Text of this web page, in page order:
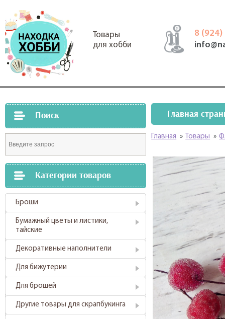
Товары
для хобби
8 (924)
Поиск
Категории товаров
Броши
Бумажный цветы и листики,
тайские
Декоративные наполнители
Для бижутерии
Для брошей
Другие товары для скрапбукинга
Главная
Главная » Товары »